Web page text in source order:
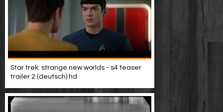
Star trek: strange new worlds - s4 teaser
trailer 2 (deutsch) hd